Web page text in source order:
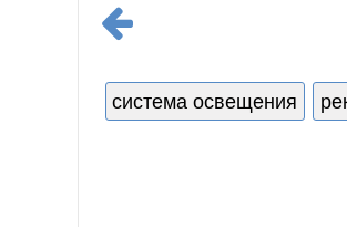
система освещения